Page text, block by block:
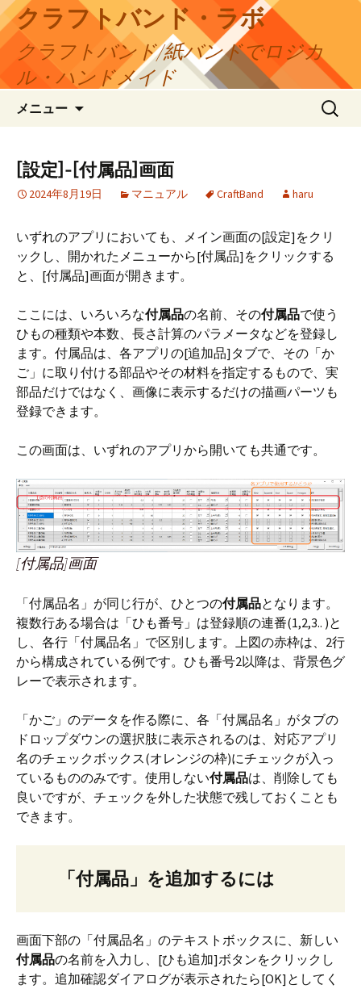
コ
ン
テ
ツ
ス
クラフトバンド・ラボ
クラフトバンド/紙バンドでロジカ
ル・ハンドメイド
メニュー
検
索:
[設定]-[付属品]画面
2024年8月19日 マニュアル CraftBand haru
いずれのアプリにおいても、メイン画面の[設定]をクリ
ックし、開かれたメニューから[付属品]をクリックする
と、[付属品]画面が開きます。
ここには、いろいろな付属品の名前、その付属品で使う
ひもの種類や本数、長さ計算のパラメータなどを登録し
ます。付属品は、各アプリの[追加品]タブで、その「か
ご」に取り付ける部品やその材料を指定するもので、実
部品だけではなく、画像に表示するだけの描画パーツも
登録できます。
この画面は、いずれのアプリから開いても共通です。
[付属品]画面
「付属品名」が同じ行が、ひとつの付属品となります。
複数行ある場合は「ひも番号」は登録順の連番(1,2,3.. )と
し、各行「付属品名」で区別します。上図の赤枠は、2行
から構成されている例です。ひも番号2以降は、背景色グ
レーで表示されます。
「かご」のデータを作る際に、各「付属品名」がタブの
ドロップダウンの選択肢に表示されるのは、対応アプリ
名のチェックボックス(オレンジの枠)にチェックが入っ
ているもののみです。使用しない付属品は、削除しても
良いですが、チェックを外した状態で残しておくことも
できます。
「付属品」を追加するには
画面下部の「付属品名」のテキストボックスに、新しい
付属品の名前を入力し、[ひも追加]ボタンをクリックし
ます。追加確認ダイアログが表示されたら[OK]としてく